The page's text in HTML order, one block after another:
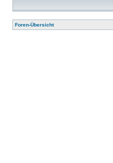
Foren-Übersicht